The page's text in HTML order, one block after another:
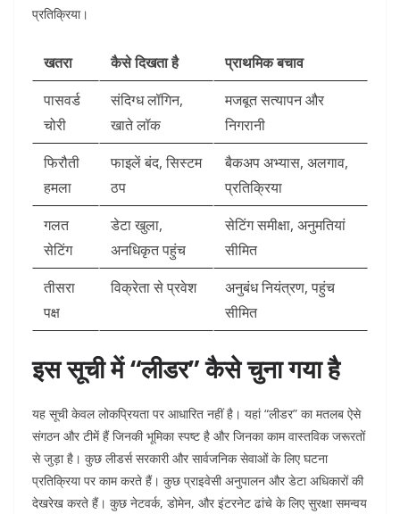
प्रतिक्रिया।
खतरा कैसे दिखता है
प्राथमिक बचाव
पासवर्ड
चोरी
संदिग्ध लॉगिन,
खाते लॉक
मजबूत सत्यापन और
निगरानी
फिरौती
हमला
फाइलें बंद, सिस्टम
ठप
बैकअप अभ्यास, अलगाव,
प्रतिक्रिया
गलत
सेटिंग
डेटा खुला,
अनधिकृत पहुंच
सेटिंग समीक्षा, अनुमतियां
सीमित
तीसरा
पक्ष
विक्रेता से प्रवेश
अनुबंध नियंत्रण, पहुंच
सीमित
इस सूची में “लीडर” कैसे चुना गया है
यह सूची केवल लोकप्रियता पर आधारित नहीं है। यहां “लीडर” का मतलब ऐसे
संगठन और टीमें हैं जिनकी भूमिका स्पष्ट है और जिनका काम वास्तविक जरूरतों
से जुड़ा है। कुछ लीडर्स सरकारी और सार्वजनिक सेवाओं के लिए घटना
प्रतिक्रिया पर काम करते हैं। कुछ प्राइवेसी अनुपालन और डेटा अधिकारों की
देखरेख करते हैं। कुछ नेटवर्क, डोमेन, और इंटरनेट ढांचे के लिए सुरक्षा समन्वय